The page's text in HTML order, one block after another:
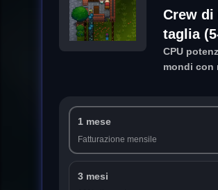
Crew di
taglia
CPU
mondi con
1 mese
Fatturazione mensile
3 mesi